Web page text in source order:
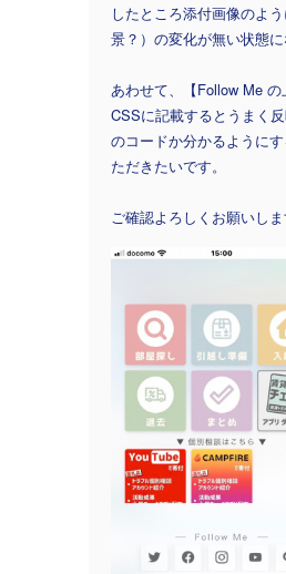
したところ添付画像のよ
景？）の変化が無い状態に
あわせて、【Follow Me
CSSに記載するとうまく
のコードか分かるように
ただきたいです。
ご確認よろしくお願いしま